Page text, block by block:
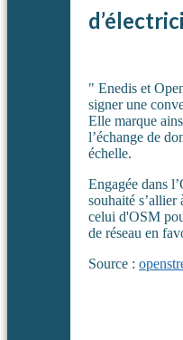
" Enedis et
signer une
Elle marque
l’échange de
échelle.
Engagée dans
souhaité
celui d'OSM
de réseau en
Source :